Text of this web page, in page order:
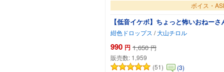
ボイス・
【低音イケボ】ちょっと怖いおねー
紺色ドロップス /大山チロル
990 円 1,650 円
販売数: 1,959
(51)
(3)